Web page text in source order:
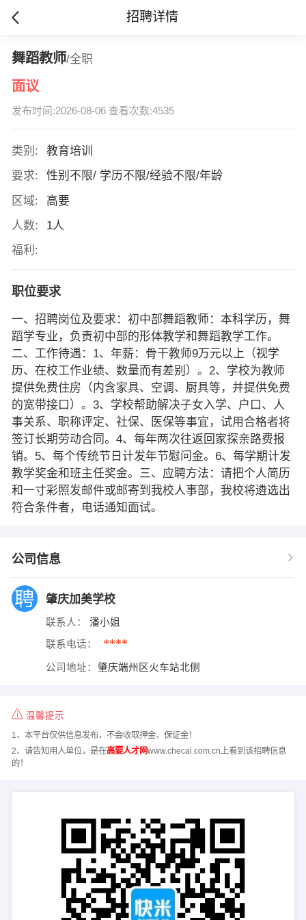
招聘详情
舞蹈教师/全职
面议
发布时间:2026-08-06 查看次数:4535
类别:
教育培训
要求:
性别不限/ 学历不限/经验不限/年龄
区域:
高要
人数:
1人
福利:
职位要求
一、招聘岗位及要求：初中部舞蹈教师：本科学历，舞
蹈学专业，负责初中部的形体教学和舞蹈教学工作。
二、工作待遇：1、年薪：骨干教师9万元以上（视学
历、在校工作业绩、数量而有差别）。2、学校为教师
提供免费住房（内含家具、空调、厨具等，并提供免费
的宽带接口）。3、学校帮助解决子女入学、户口、人
事关系、职称评定、社保、医保等事宜，试用合格者将
签订长期劳动合同。4、每年两次往返回家探亲路费报
销。5、每个传统节日计发年节慰问金。6、每学期计发
教学奖金和班主任奖金。三、应聘方法：请把个人简历
和一寸彩照发邮件或邮寄到我校人事部，我校将遴选出
符合条件者，电话通知面试。
公司信息
肇庆加美学校
联系人： 潘小姐
联系电话： ****
公司地址： 肇庆端州区火车站北侧
温馨提示
1、本平台仅供信息发布，不会收取押金、保证金！
2、请告知用人单位，是在高要人才网www.checai.com.cn上看到该招聘信息
的！